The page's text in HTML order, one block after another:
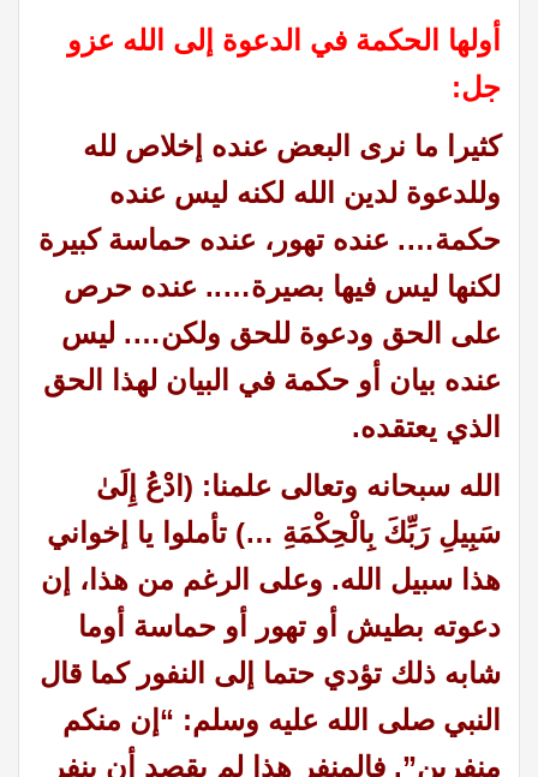
أولها الحكمة في الدعوة إلى الله عزو
جل:
كثيرا ما نرى البعض عنده إخلاص لله
وللدعوة لدين الله لكنه ليس عنده
حكمة…. عنده تهور، عنده حماسة كبيرة
لكنها ليس فيها بصيرة….. عنده حرص
على الحق ودعوة للحق ولكن…. ليس
عنده بيان أو حكمة في البيان لهذا الحق
الذي يعتقده.
الله سبحانه وتعالى علمنا: (ادْعُ إِلَىٰ
سَبِيلِ رَبِّكَ بِالْحِكْمَةِ …) تأملوا يا إخواني
هذا سبيل الله. وعلى الرغم من هذا، إن
دعوته بطيش أو تهور أو حماسة أوما
شابه ذلك تؤدي حتما إلى النفور كما قال
النبي صلى الله عليه وسلم: “إن منكم
منفرين”. فالمنفر هذا لم يقصد أن ينفر